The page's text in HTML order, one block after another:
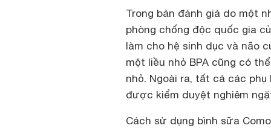
Trong bản đánh giá do một
phòng chống độc quốc gia
làm cho hệ sinh dục và não
một liều nhỏ BPA cũng có
nhỏ. Ngoài ra, tất cả các
được kiểm duyệt nghiêm
Cách sử dụng bình sữa